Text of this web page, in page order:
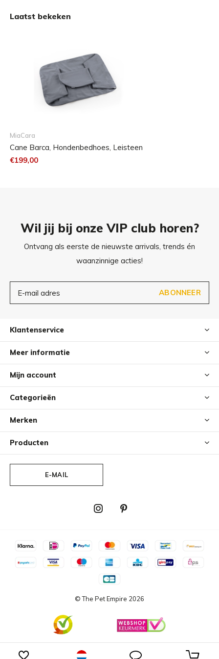
Laatst bekeken
MiaCara
Cane Barca, Hondenbedhoes, Leisteen
€199,00
Wil jij bij onze VIP club horen?
Ontvang als eerste de nieuwste arrivals, trends én
waanzinnige acties!
ABONNEER
Klantenservice
Meer informatie
Mijn account
Categorieën
Merken
Producten
E-MAIL
© The Pet Empire 2026